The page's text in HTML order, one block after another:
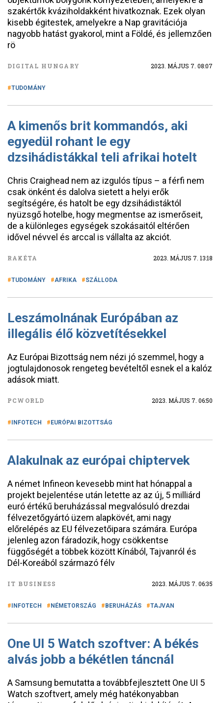
szakértők kváziholdakként hivatkoznak. Ezek olyan
kisebb égitestek, amelyekre a Nap gravitációja
nagyobb hatást gyakorol, mint a Földé, és jellemzően
rö
DIGITAL HUNGARY 2023. MÁJUS 7. 08:07
TUDOMÁNY
A kimenős brit kommandós, aki
egyedül rohant le egy
dzsihádistákkal teli afrikai hotelt
Chris Craighead nem az izgulós típus – a férfi nem
csak önként és dalolva sietett a helyi erők
segítségére, és hatolt be egy dzsihádistáktól
nyüzsgő hotelbe, hogy megmentse az ismerőseit,
de a különleges egységek szokásaitól eltérően
idővel névvel és arccal is vállalta az akciót.
RAKÉTA 2023. MÁJUS 7. 13:18
TUDOMÁNY AFRIKA SZÁLLODA
Leszámolnának Európában az
illegális élő közvetítésekkel
Az Európai Bizottság nem nézi jó szemmel, hogy a
jogtulajdonosok rengeteg bevételtől esnek el a kalóz
adások miatt.
PCWORLD 2023. MÁJUS 7. 06:50
INFOTECH EURÓPAI BIZOTTSÁG
Alakulnak az európai chiptervek
A német Infineon kevesebb mint hat hónappal a
projekt bejelentése után letette az az új, 5 milliárd
euró értékű beruházással megvalósuló drezdai
félvezetőgyártó üzem alapkövét, ami nagy
előrelépés az EU félvezetőipara számára. Európa
jelenleg azon fáradozik, hogy csökkentse
függőségét a többek között Kínából, Tajvanról és
Dél-Koreából származó félv
IT BUSINESS 2023. MÁJUS 7. 06:35
INFOTECH NÉMETORSZÁG BERUHÁZÁS TAJVAN
One UI 5 Watch szoftver: A békés
alvás jobb a békétlen táncnál
A Samsung bemutatta a továbbfejlesztett One UI 5
Watch szoftvert, amely még hatékonyabban